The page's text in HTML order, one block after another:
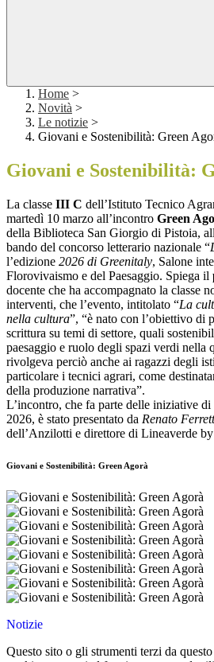
Home >
Novità >
Le notizie >
Giovani e Sostenibilità: Green
Giovani e Sostenibilità:
La classe III C dell’Istituto Tecnico
martedì 10 marzo all’incontro Green
della Biblioteca San Giorgio di Pistoia,
bando del concorso letterario nazionale “
l’edizione 2026 di Greenitaly, Salone
Florovivaismo e del Paesaggio. Spiega il
docente che ha accompagnato la classe
interventi, che l’evento, intitolato “La
nella cultura”, “è nato con l’obiettivo di
scrittura su temi di settore, quali
paesaggio e ruolo degli spazi verdi nella
rivolgeva perciò anche ai ragazzi degli
particolare i tecnici agrari, come
della produzione narrativa”.
L’incontro, che fa parte delle iniziative
2026, è stato presentato da Renato
dell’Anzilotti e direttore di Lineaverde
Giovani e Sostenibilità: Green Agorà
Notizie
Questo sito o gli strumenti terzi da